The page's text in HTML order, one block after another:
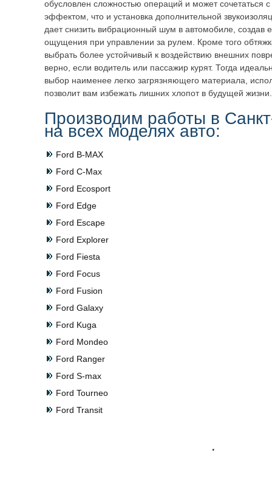
обусловлен сложностью операций и может сочетаться
эффектом, что и установка дополнительной
дает снизить вибрационный шум в автомобиле, создав
ощущения при управлении за рулем. Кроме того
выбрать более устойчивый к воздействию внешних
верно, если водитель или пассажир курят. Тогда
выбор наименее легко загрязняющего материала,
позволит вам избежать лишних хлопот в будущей жизни.
Производим работы в
на всех моделях авто:
Ford B-MAX
Ford C-Max
Ford Ecosport
Ford Edge
Ford Escape
Ford Explorer
Ford Fiesta
Ford Focus
Ford Fusion
Ford Galaxy
Ford Kuga
Ford Mondeo
Ford Ranger
Ford S-max
Ford Tourneo
Ford Transit
.